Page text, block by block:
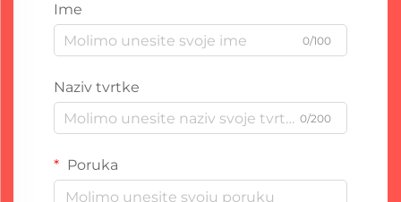
Ime
0/100
Naziv tvrtke
0/200
Poruka